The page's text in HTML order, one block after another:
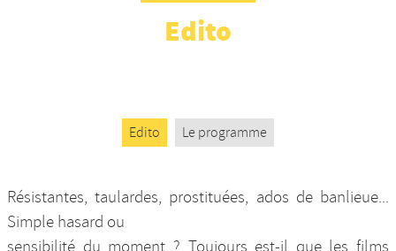
Nos productions et +
Edito
Edito Le programme
Résistantes, taulardes, prostituées, ados de banlieue...
Simple hasard ou
sensibilité du moment ? Toujours est-il que les films